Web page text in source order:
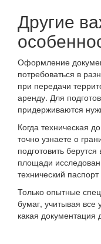
Другие
Оформление
потребоваться в
при передачи
аренду. Для
придерживаются
Когда техническая
точно узнаете о
подготовить
площади
технический
Только опытные
бумаг, учитывая
какая документация